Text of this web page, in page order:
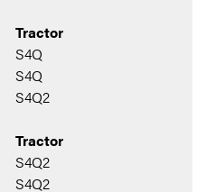
Tractor
S4Q
S4Q
S4Q2
Tractor
S4Q2
S4Q2